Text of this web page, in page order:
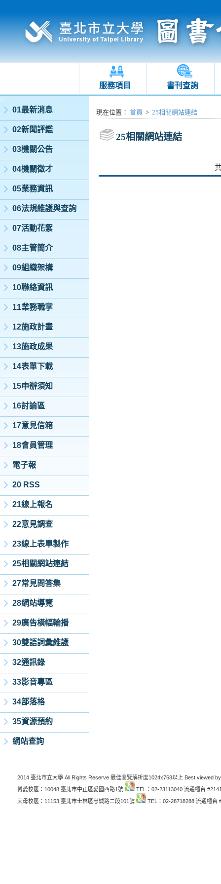
服務項目 書刊查詢
:::
01最新消息
02新聞評鑑
03機關公告
04機關徵才
05業務資訊
06法規維護與查詢
07活動花絮
08主管簡介
09組織架構
10聯絡資訊
11業務職掌
12施政計畫
13施政成果
14表單下載
15申辦須知
16討論區
17意見信箱
18會員管理
電子報
20 RSS
21線上報名
22意見調查
23線上表單製作
25相關網站連結
27常見問答集
28網站導覽
29廣告橫幅輪播
30雙語詞彙維護
32通訊錄
33影音專區
34部落格
35資源預約
網站查詢
:::現在位置 ： 首頁 > 25相關網站連結
25相關網站連結
2014 臺北市立大學 All Rights Reserve 最佳瀏覽解析度1024x768以上 Best viewed
博愛校區：10048 臺北市中正區愛國西路1號
TEL：02-23113040 流通櫃台
天母校區：11153 臺北市士林區忠誠路二段101號
TEL：02-28718288 流通櫃台